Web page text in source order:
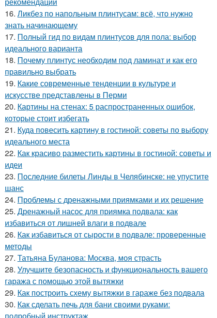
16. Ликбез по напольным плинтусам: всё, что нужно
знать начинающему
17. Полный гид по видам плинтусов для пола: выбор
идеального варианта
18. Почему плинтус необходим под ламинат и как его
правильно выбрать
19. Какие современные тенденции в культуре и
искусстве представлены в Перми
20. Картины на стенах: 5 распространенных ошибок,
которые стоит избегать
21. Куда повесить картину в гостиной: советы по выбору
идеального места
22. Как красиво разместить картины в гостиной: советы и
идеи
23. Последние билеты Линды в Челябинске: не упустите
шанс
24. Проблемы с дренажными приямками и их решение
25. Дренажный насос для приямка подвала: как
избавиться от лишней влаги в подвале
26. Как избавиться от сырости в подвале: проверенные
методы
27. Татьяна Буланова: Москва, моя страсть
28. Улучшите безопасность и функциональность вашего
гаража с помощью этой вытяжки
29. Как построить схему вытяжки в гараже без подвала
30. Как сделать печь для бани своими руками: